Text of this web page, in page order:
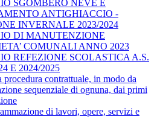
SGOMBERO NEVE E
ANTIGHIACCIO -
INVERNALE 2023/2024
DI MANUTENZIONE
COMUNALI ANNO 2023
REFEZIONE SCOLASTICA A.S.
E 2024/2025
contrattuale, in modo da
sequenziale di ognuna, dai primi
di lavori, opere, servizi e